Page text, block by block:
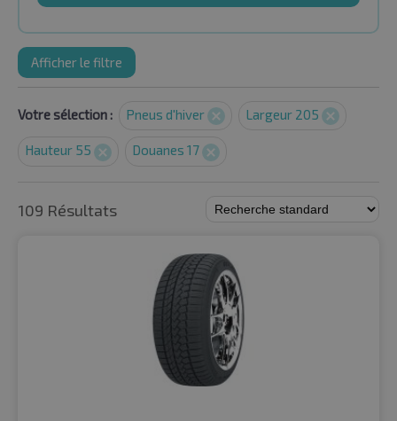
Afficher le filtre
Votre sélection : Pneus d'hiver Largeur 205
Hauteur 55 Douanes 17
109 Résultats